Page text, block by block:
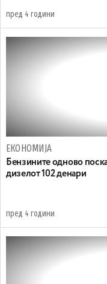
пред 4 години
ЕКОНОМИЈА
Бензините одново
дизелот 102 денари
пред 4 години